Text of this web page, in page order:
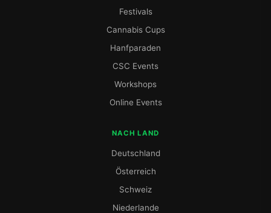
Festivals
Cannabis Cups
Hanfparaden
CSC Events
Workshops
Online Events
NACH LAND
Deutschland
Österreich
Schweiz
Niederlande